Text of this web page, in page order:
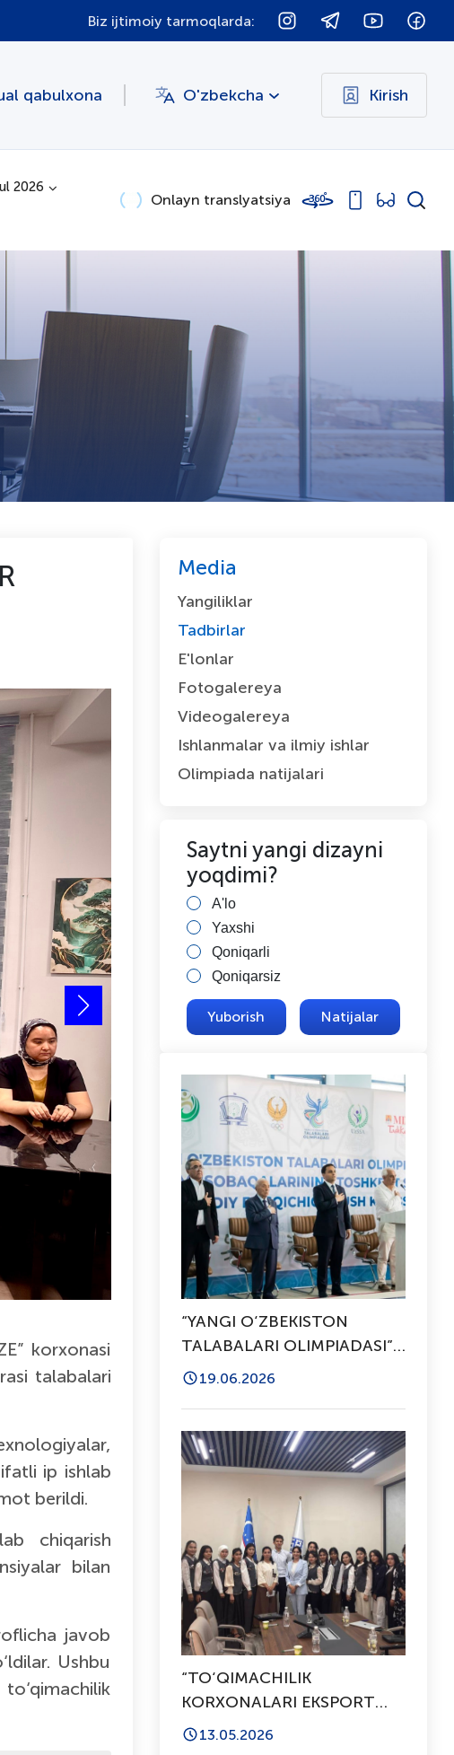
Biz ijtimoiy tarmoqlarda:
qabulxona O'zbekcha Kirish
2026
Onlayn translyatsiya
korxonasi
talabalari
ip ishlab
berildi.
chiqarish
bilan
javob
Ushbu
Media
Yangiliklar
Tadbirlar
E'lonlar
Fotogalereya
Videogalereya
Ishlanmalar va ilmiy ishlar
Olimpiada natijalari
Saytni yangi dizayni
yoqdimi?
A'lo
Yaxshi
Qoniqarli
Qoniqarsiz
Natijalar
“YANGI O‘ZBEKISTON
TALABALARI OLIMPIADASI”:
TO'RT NAFAR SPORTCHIMIZ
KIRITDI
19.06.2026
“TO‘QIMACHILIK
KORXONALARI EKSPORT
SALOHIYATINI OSHIRISH”
13.05.2026